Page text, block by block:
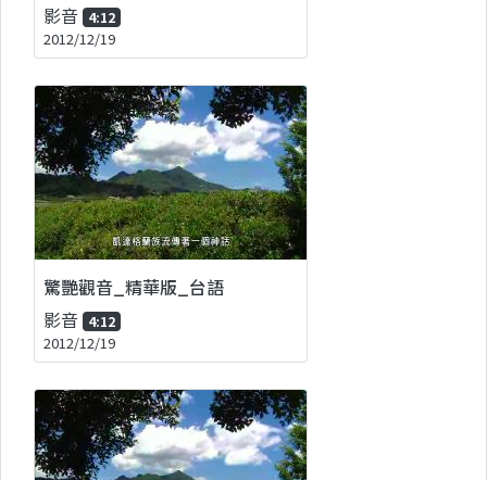
影音 4:12
2012/12/19
驚艷觀音_精華版_台語
影音 4:12
2012/12/19